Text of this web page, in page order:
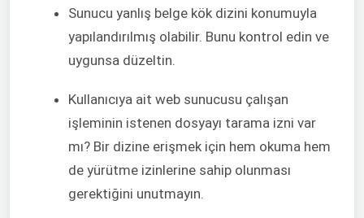
Sunucu yanlış belge kök dizini konumuyla
yapılandırılmış olabilir. Bunu kontrol edin ve
uygunsa düzeltin.
Kullanıcıya ait web sunucusu çalışan
işleminin istenen dosyayı tarama izni var
mı? Bir dizine erişmek için hem okuma hem
de yürütme izinlerine sahip olunması
gerektiğini unutmayın.